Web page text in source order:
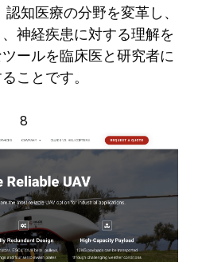
認知医療の分野を変革し、
神経疾患に対する理解を
ールを臨床医と研究者に
ことです。
8